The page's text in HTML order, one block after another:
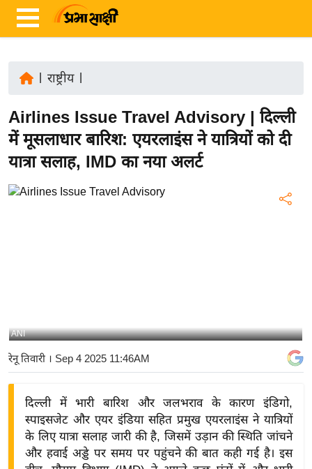
ज़ा
ख
र
रा
य
बि
ज़
राष्ट्रीय|
Airlines Issue Travel Advisory | दिल्ली
में मूसलाधार बारिश: एयरलाइंस ने यात्रियों को दी
यात्रा सलाह, IMD का नया अलर्ट
ANI
रेनू तिवारी । Sep 4 2025 11:46AM
दिल्ली में भारी बारिश और जलभराव के कारण इंडिगो,
स्पाइसजेट और एयर इंडिया सहित प्रमुख एयरलाइंस ने यात्रियों
के लिए यात्रा सलाह जारी की है, जिसमें उड़ान की स्थिति जांचने
और हवाई अड्डे पर समय पर पहुंचने की बात कही गई है। इस